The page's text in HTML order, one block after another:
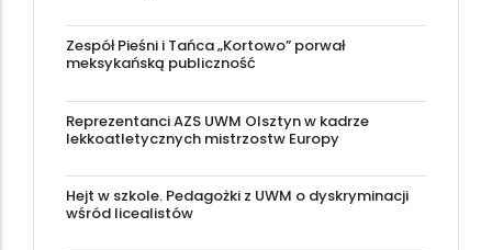
Zespół Pieśni i Tańca „Kortowo” porwał
meksykańską publiczność
Reprezentanci AZS UWM Olsztyn w kadrze
lekkoatletycznych mistrzostw Europy
Hejt w szkole. Pedagożki z UWM o dyskryminacji
wśród licealistów